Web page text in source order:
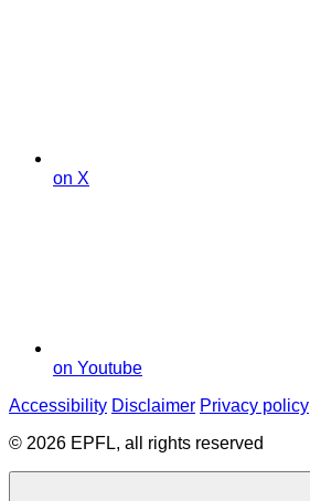
on X
on Youtube
Accessibility Disclaimer Privacy policy
© 2026 EPFL, all rights reserved